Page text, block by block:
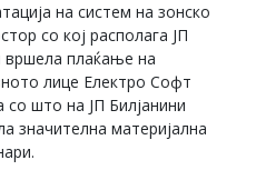
на систем на зонско
со кој располага ЈП
вршела плаќање на
лице Електро Софт
што на ЈП Билјанини
значителна материјална